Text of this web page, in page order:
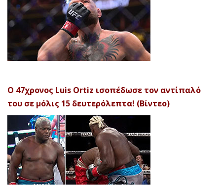
Ο 47χρονος Luis Ortiz ισοπέδωσε τον αντίπαλό
του σε μόλις 15 δευτερόλεπτα! (Βίντεο)